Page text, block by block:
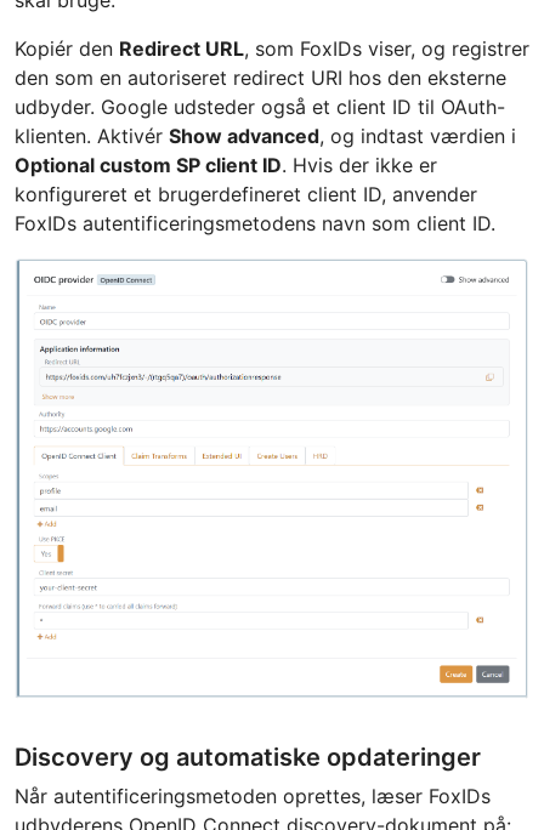
Kopiér den Redirect URL, som FoxIDs viser, og registrer
den som en autoriseret redirect URI hos den eksterne
udbyder. Google udsteder også et client ID til OAuth-
klienten. Aktivér Show advanced, og indtast værdien i
Optional custom SP client ID. Hvis der ikke er
konfigureret et brugerdefineret client ID, anvender
FoxIDs autentificeringsmetodens navn som client ID.
Discovery og automatiske opdateringer
Når autentificeringsmetoden oprettes, læser FoxIDs
udbyderens OpenID Connect discovery-dokument på: